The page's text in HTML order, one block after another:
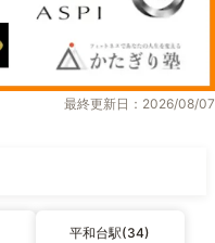
最終更新日：2026/08/07
平和台駅(34)